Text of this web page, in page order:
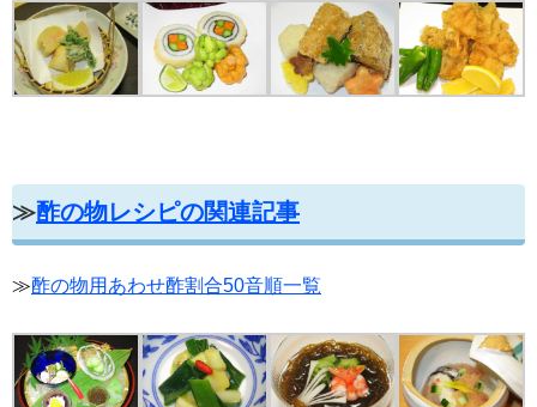
≫酢の物レシピの関連記事
≫酢の物用あわせ酢割合50音順一覧